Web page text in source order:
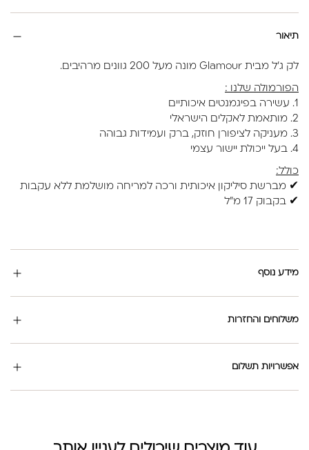
קיים ב30גוונים
בקבוק 17 מ"ל
תיאור
לק ג'ל מבית Glamour מונה מעל 200 גוונים מרהיבים.
הפורמולה שלנו :
1. עשירה בפיגמנטים איכותיים
2. מותאמת לאקלים הישראלי
3. מעניקה לציפורן חוזק, ברק ועמידות גבוהה
4. בעל ייכולת יישור עצמי
כולל:
✔ מברשת סיליקון איכותית ורכה למריחה מושלמת ללא עקבות
✔ בקבוק 17 מ"ל
מידע נוסף
משלוחים והחזרות
אפשרויות תשלום